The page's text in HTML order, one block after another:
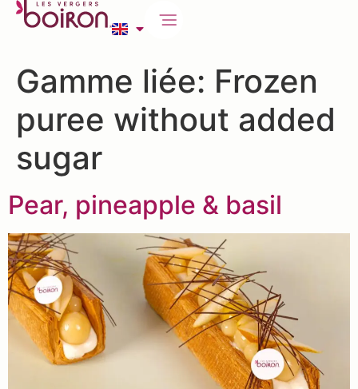
Gamme liée: Frozen
puree without added
sugar
Pear, pineapple & basil